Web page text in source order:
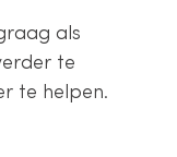
als
te
te helpen.